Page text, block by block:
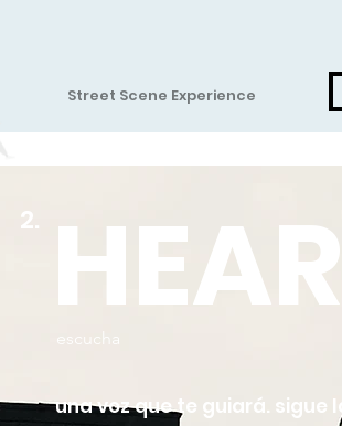
Street Scene Experience
HEAR
2.
escucha
una voz que te guiará. sigue